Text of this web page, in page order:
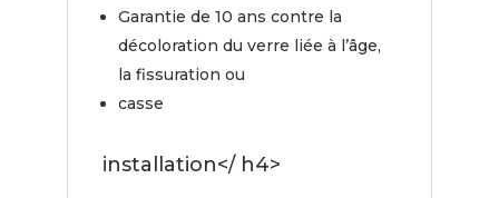
Garantie de 10 ans contre la
décoloration du verre liée à l’âge,
la fissuration ou
casse
installation</ h4>